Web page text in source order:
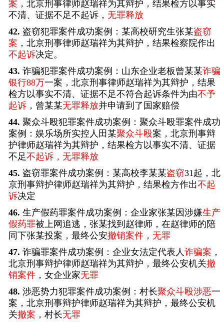
案 ，北京刑事律师赵瑞祥为其辩护，结果检方以事实
不清、证据不足不起诉， 无罪释放
42. 盗窃犯罪案件成功案例：某高校研究生张某盗窃
案 ，北京刑事律师赵瑞祥为其辩护，结果检察院作出
不起诉决定。
43. 诈骗犯罪案件成功案例：山东企业老板曾某某诈骗
银行88万一案，北京刑事律师赵瑞祥为其辩护，结果
检方以事实不清、证据不足不符合起诉条件为由不予
起诉 ，曾某某无罪释放并申请到了国家赔偿
44. 聚众斗殴犯罪案件成功案例：聚众斗殴罪案件成功
案例：娱乐场所实控人田某聚众斗殴案，北京刑事辩
护律师赵瑞祥为其辩护，结果检方以事实不清、证据
不足不起诉，无罪释放
45. 盗窃罪案件成功案例：某高校李某某盗窃31起，北
京刑事辩护律师赵瑞祥为其辩护，结果检方作出不起
诉决定
46. 生产假药罪案件成功案例：企业家张某因涉嫌生产
假药罪被上网追逃，张某找到赵律师，在赵律师的陪
同下张某投案，最终公安撤销案件 ， 无罪
47. 诈骗罪案件成功案例：企业女法定代表人诈骗案 ，
北京刑事辩护律师赵瑞祥为其辩护，最终公安机关撤
销案件 ，女企业家无罪
48. 涉恶势力犯罪案件成功案例：村长聚众斗殴涉恶一
案，北京刑事辩护律师赵瑞祥为其辩护，最终公安机
关撤案 ，村长无罪